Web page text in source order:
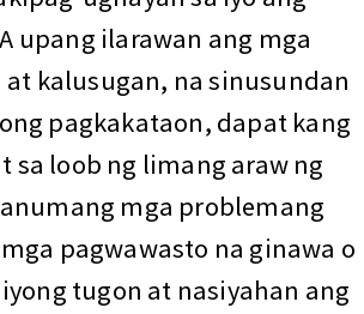
upang ilarawan ang mga
kalusugan, na sinusundan
pagkakataon, dapat kang
loob ng limang araw ng
mga problemang
pagwawasto na ginawa o
tugon at nasiyahan ang